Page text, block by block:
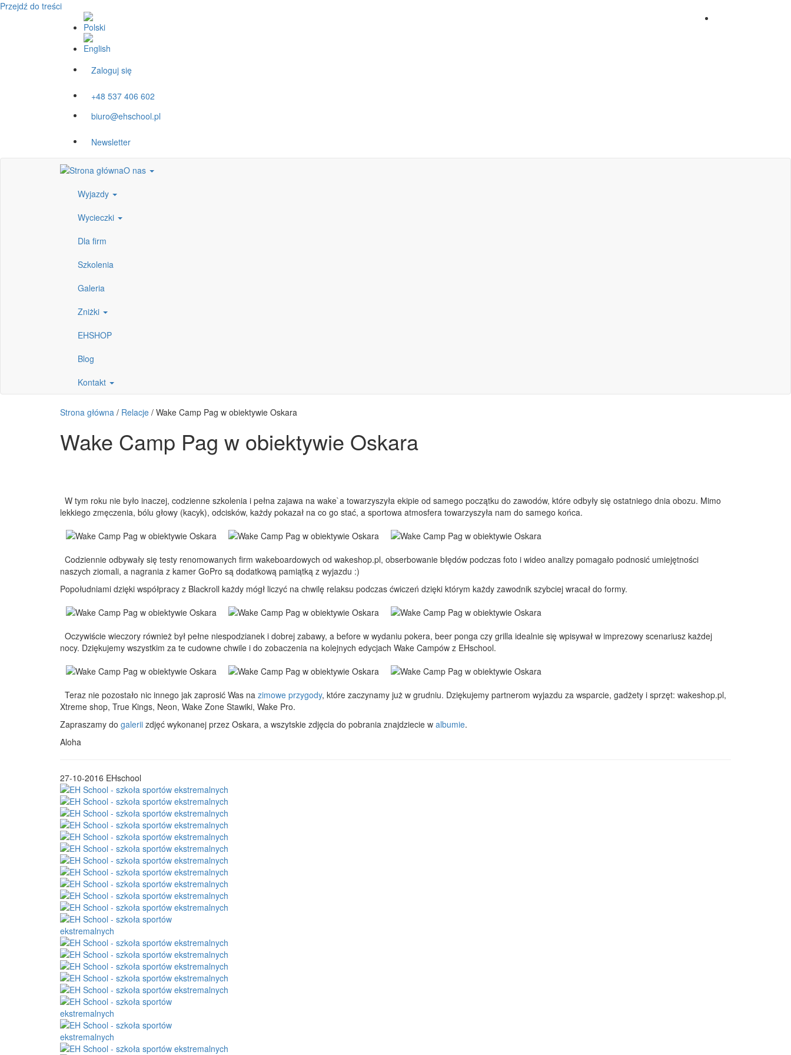
Przejdź do treści
Zaloguj się
+48 537 406 602
biuro@ehschool.pl
Newsletter
O nas
Wyjazdy
Wycieczki
Dla firm
Szkolenia
Galeria
Zniżki
EHSHOP
Blog
Kontakt
Strona główna / Relacje / Wake Camp Pag w obiektywie Oskara
Wake Camp Pag w obiektywie Oskara
W tym roku nie było inaczej, codzienne szkolenia i pełna zajawa na wake`a towarzyszyła ekipie od samego początku do zawodów, które odbyły się ostatniego dnia obozu. Mimo
lekkiego zmęczenia, bólu głowy (kacyk), odcisków, każdy pokazał na co go stać, a sportowa atmosfera towarzyszyła nam do samego końca.
Codziennie odbywały się testy renomowanych firm wakeboardowych od wakeshop.pl, obserbowanie błędów podczas foto i wideo analizy pomagało podnosić umiejętności
naszych ziomali, a nagrania z kamer GoPro są dodatkową pamiątką z wyjazdu :)
Popołudniami dzięki współpracy z Blackroll każdy mógł liczyć na chwilę relaksu podczas ćwiczeń dzięki którym każdy zawodnik szybciej wracał do formy.
Oczywiście wieczory również był pełne niespodzianek i dobrej zabawy, a before w wydaniu pokera, beer ponga czy grilla idealnie się wpisywał w imprezowy scenariusz każdej
nocy. Dziękujemy wszystkim za te cudowne chwile i do zobaczenia na kolejnych edycjach Wake Campów z EHschool.
Teraz nie pozostało nic innego jak zaprosić Was na zimowe przygody, które zaczynamy już w grudniu. Dziękujemy partnerom wyjazdu za wsparcie, gadżety i sprzęt: wakeshop.pl,
Xtreme shop, True Kings, Neon, Wake Zone Stawiki, Wake Pro.
Zapraszamy do galerii zdjęć wykonanej przez Oskara, a wszytskie zdjęcia do pobrania znajdziecie w albumie.
Aloha
27-10-2016 EHschool